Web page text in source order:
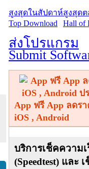
สูงสุดในสัปดาห์
Top Download
สูงสุด
Hall of
ส่งโปรแกรม
Submit
App ฟรี App ลดร
iOS , Android
บริการเช็คความเ
(Speedtest) และ